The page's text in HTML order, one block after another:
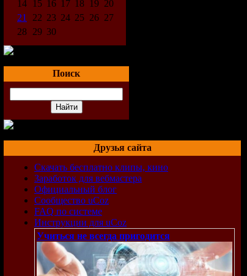
14
15 16 17 18 19 20
21
22 23 24 25 26 27
28 29 30
Поиск
Друзья сайта
Скачать бесплатно клипы, кино
Заработок для вебмастера
Официальный блог
Сообщество uCoz
FAQ по системе
Инструкции для uCoz
Учиться не всегда пригодится